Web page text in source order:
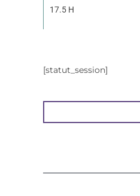
17.5 H
[statut_session]